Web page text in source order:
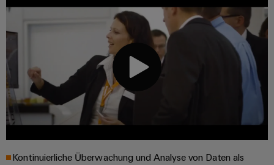
Kontinuierliche Überwachung und Analyse von Daten als